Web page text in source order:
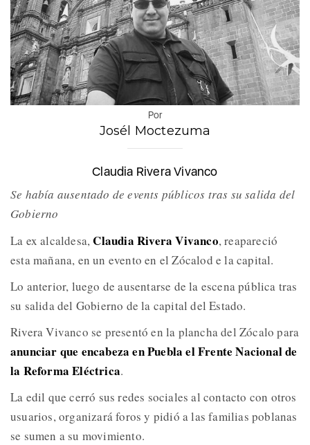
Por
Josél Moctezuma
Claudia Rivera Vivanco
Se había ausentado de events públicos tras su salida del
Gobierno
La ex alcaldesa,Claudia Rivera Vivanco, reapareció
esta mañana, en un evento en el Zócalod e la capital.
Lo anterior, luego de ausentarse de la escena pública tras
su salida del Gobierno de la capital del Estado.
Rivera Vivanco se presentó en la plancha del Zócalo para
anunciar que encabeza en Puebla el Frente Nacional de
la Reforma Eléctrica.
La edil que cerró sus redes sociales al contacto con otros
usuarios, organizará foros y pidió a las familias poblanas
se sumen a su movimiento.